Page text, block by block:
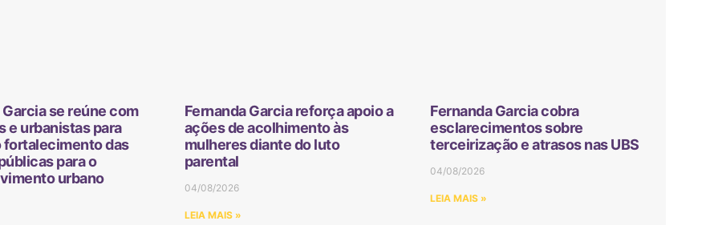
Garcia se reúne com
e urbanistas para
fortalecimento das
para o
urbano
Fernanda Garcia reforça apoio a
ações de acolhimento às
mulheres diante do luto
parental
04/08/2026
LEIA MAIS »
Fernanda Garcia cobra
esclarecimentos sobre
terceirização e atrasos nas UBS
04/08/2026
LEIA MAIS »